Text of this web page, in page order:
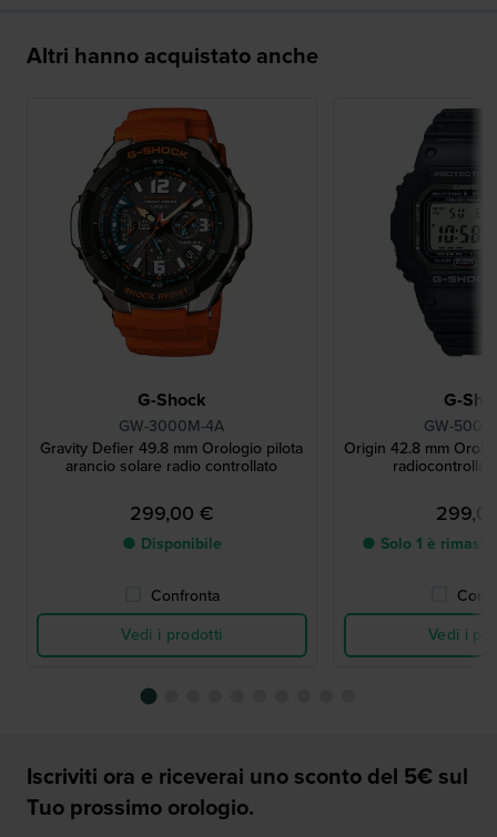
Altri hanno acquistato anche
G-Shock
GW-3000M-4A
Gravity Defier 49.8 mm Orologio pilota
arancio solare radio controllato
299,00 €
● Disponibile
Confronta
Vedi i prodotti
G-
GW-
Origin 42.8 mm
● Solo 1 è
Vedi i
Iscriviti ora e riceverai uno sconto del 5€ sul
Tuo prossimo orologio.